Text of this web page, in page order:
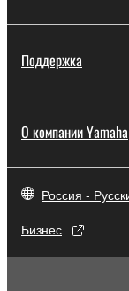
Поддержка
О компании Yamaha
Россия -
Бизнес